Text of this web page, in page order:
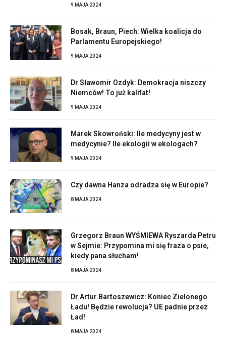
9 MAJA 2024
Bosak, Braun, Piech: Wielka koalicja do
Parlamentu Europejskiego!
9 MAJA 2024
Dr Sławomir Ozdyk: Demokracja niszczy
Niemców! To już kalifat!
9 MAJA 2024
Marek Skowroński: Ile medycyny jest w
medycynie? Ile ekologii w ekologach?
9 MAJA 2024
Czy dawna Hanza odradza się w Europie?
8 MAJA 2024
Grzegorz Braun WYŚMIEWA Ryszarda Petru
w Sejmie: Przypomina mi się fraza o psie,
kiedy pana słucham!
8 MAJA 2024
Dr Artur Bartoszewicz: Koniec Zielonego
Ładu! Będzie rewolucja? UE padnie przez
Ład!
8 MAJA 2024